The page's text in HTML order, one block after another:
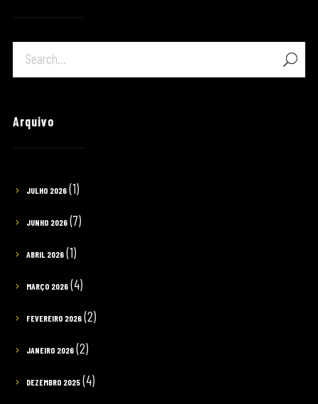
Arquivo
JULHO 2026(1)
JUNHO 2026(7)
ABRIL 2026(1)
MARÇO 2026(4)
FEVEREIRO 2026(2)
JANEIRO 2026(2)
DEZEMBRO 2025(4)